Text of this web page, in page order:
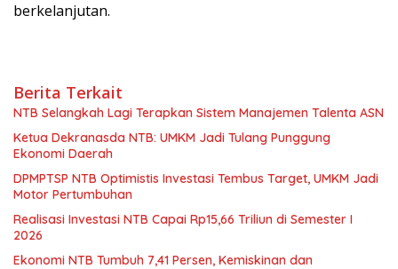
berkelanjutan.
Berita Terkait
NTB Selangkah Lagi Terapkan Sistem Manajemen Talenta ASN
Ketua Dekranasda NTB: UMKM Jadi Tulang Punggung
Ekonomi Daerah
DPMPTSP NTB Optimistis Investasi Tembus Target, UMKM Jadi
Motor Pertumbuhan
Realisasi Investasi NTB Capai Rp15,66 Triliun di Semester I
2026
Ekonomi NTB Tumbuh 7,41 Persen, Kemiskinan dan